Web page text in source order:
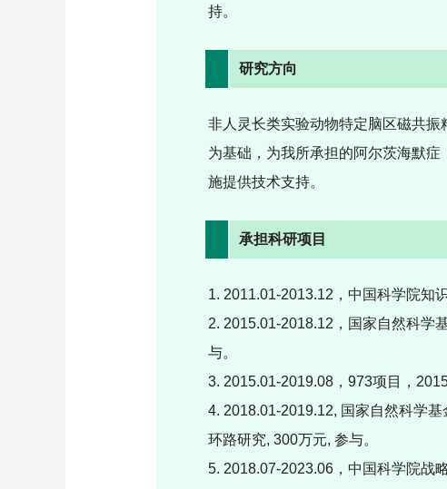
持。
研究方向
非人灵长类实验动物特定脑区磁共
为基础，为我所承担的阿尔茨海默症
施提供技术支持。
承担科研项目
1. 2011.01-2013.12 ，中国科学院知
2. 2015.01-2018.12 ，国家自然科学
与。
3. 2015.01-2019.08 ， 973项目，
4. 2018.01-2019.12, 国家自然科学基
环路研究, 300万元, 参与。
5. 2018.07-2023.06 ，中国科学院战